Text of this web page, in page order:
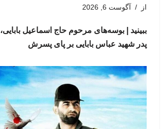
از آگوست 6, 2026
ببینید | بوسه‌های مرحوم حاج اسماعیل بابایی،
پدر شهید عباس بابایی بر پای پسرش